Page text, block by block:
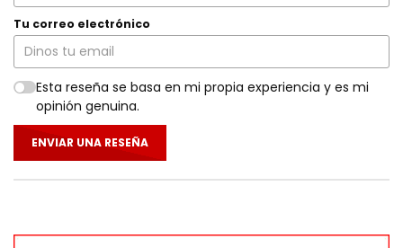
Tu correo electrónico
Esta reseña se basa en mi propia experiencia y es mi
opinión genuina.
ENVIAR UNA RESEÑA